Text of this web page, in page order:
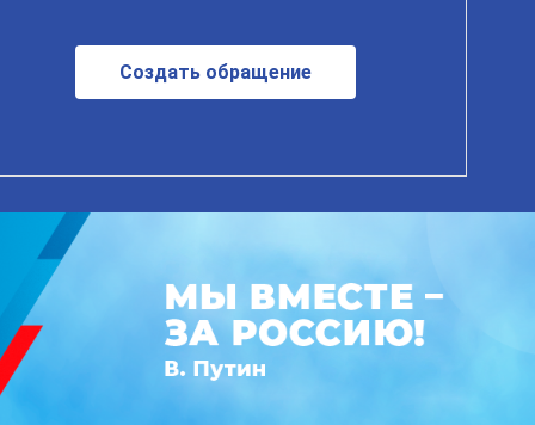
Создать обращение